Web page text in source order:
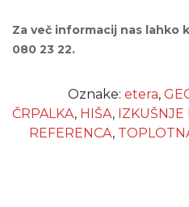
Za več informacij nas lahko
080 23 22.
Oznake: etera,
ČRPALKA, HIŠA, IZKUŠNJE
REFERENCA,